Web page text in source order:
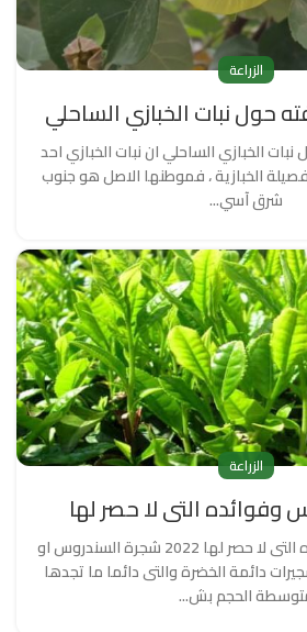
الزراعة
حول نبات الخبازي الساحلي
الخبازي الساحلي ان نبات الخبازي احد
الخبازية ، فموطنها الاصل هو جنوب
شرق آسي...
الزراعة
وفوائده التى لا حصر لها
نبات السندروس وفوائده التى لا حصر لها 2022 شجرة السندروس او
دائمة الخضرة والتى دائما ما تجدها
الحجم بش...